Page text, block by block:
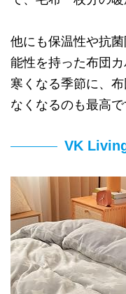
他にも保温性や抗
能性を持った布団カ
寒くなる季節に、
なくなるのも最高で
VK